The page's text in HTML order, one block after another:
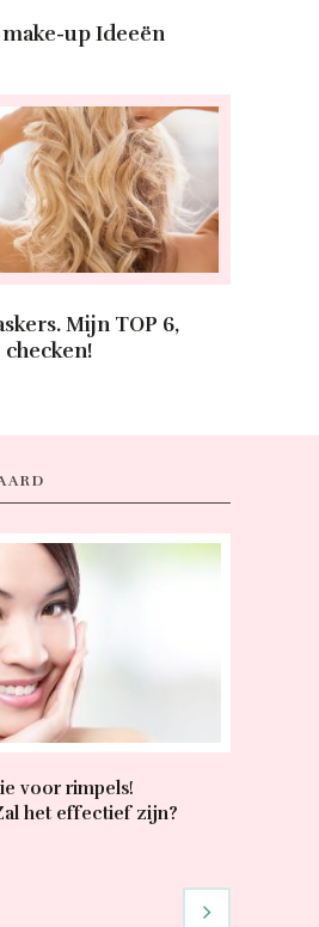
up Ideeën
Mijn TOP 6,
voor rimpels!
het effectief zijn?